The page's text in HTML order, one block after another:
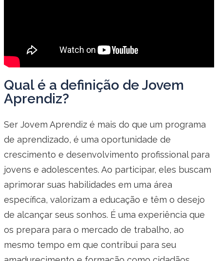
Qual é a definição de Jovem
Aprendiz?
Ser Jovem Aprendiz é mais do que um programa
de aprendizado, é uma oportunidade de
crescimento e desenvolvimento profissional para
jovens e adolescentes. Ao participar, eles buscam
aprimorar suas habilidades em uma área
específica, valorizam a educação e têm o desejo
de alcançar seus sonhos. É uma experiência que
os prepara para o mercado de trabalho, ao
mesmo tempo em que contribui para seu